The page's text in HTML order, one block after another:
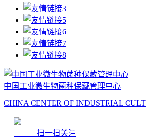
中国工业微生物菌种保藏管理中心
CHINA CENTER OF INDUSTRIAL
扫一扫关注